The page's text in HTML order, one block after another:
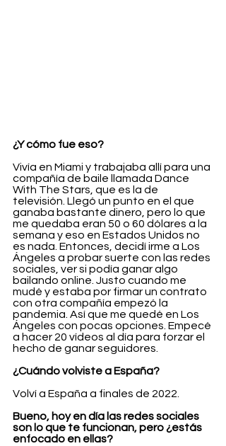
¿Y cómo fue eso?
Vivía en Miami y trabajaba allí para una
compañía de baile llamada Dance
With The Stars, que es la de
televisión. Llegó un punto en el que
ganaba bastante dinero, pero lo que
me quedaba eran 50 o 60 dólares a la
semana y eso en Estados Unidos no
es nada. Entonces, decidí irme a Los
Ángeles a probar suerte con las redes
sociales, ver si podía ganar algo
bailando online. Justo cuando me
mudé y estaba por firmar un contrato
con otra compañía empezó la
pandemia. Así que me quedé en Los
Ángeles con pocas opciones. Empecé
a hacer 20 vídeos al día para forzar el
hecho de ganar seguidores.
¿Cuándo volviste a España?
Volví a España a finales de 2022.
Bueno, hoy en día las redes sociales
son lo que te funcionan, pero ¿estás
enfocado en ellas?